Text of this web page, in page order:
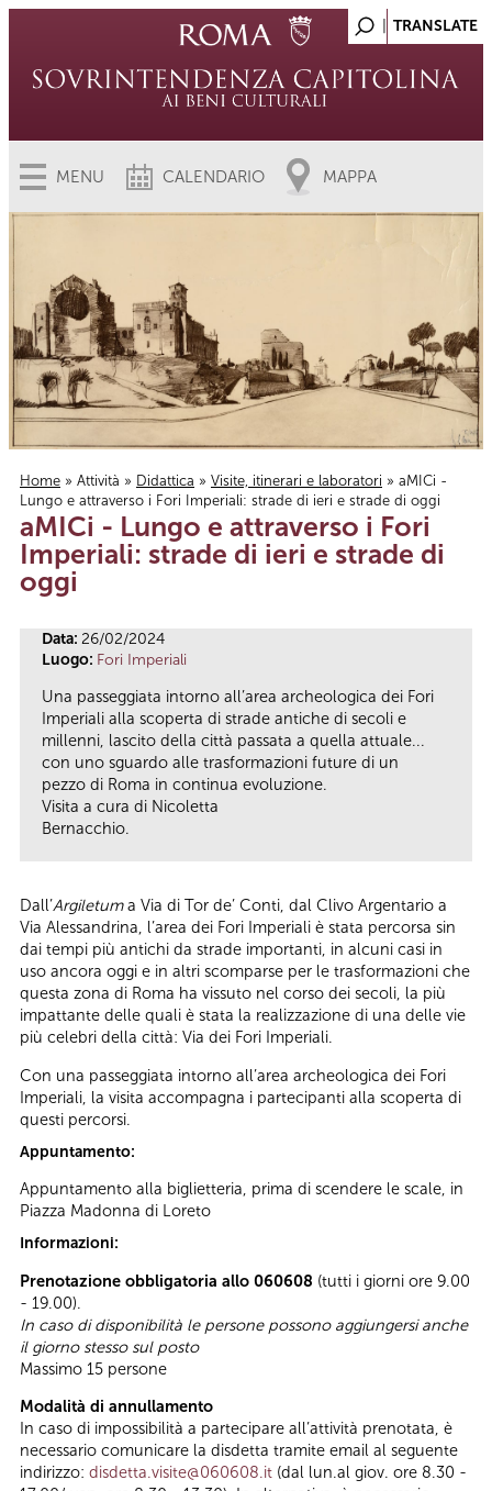
MENU CALENDARIO MAPPA
Tu sei qui
Home » Attività » Didattica » Visite, itinerari e laboratori » aMICi -
Lungo e attraverso i Fori Imperiali: strade di ieri e strade di oggi
aMICi - Lungo e attraverso i Fori
Imperiali: strade di ieri e strade di
oggi
Data: 26/02/2024
Luogo: Fori Imperiali
Una passeggiata intorno all’area archeologica dei Fori
Imperiali alla scoperta di strade antiche di secoli e
millenni, lascito della città passata a quella attuale...
con uno sguardo alle trasformazioni future di un
pezzo di Roma in continua evoluzione.
Visita a cura di Nicoletta
Bernacchio.
Dall’Argiletuma Via di Tor de’ Conti, dal Clivo Argentario a
Via Alessandrina, l’area dei Fori Imperiali è stata percorsa sin
dai tempi più antichi da strade importanti, in alcuni casi in
uso ancora oggi e in altri scomparse per le trasformazioni che
questa zona di Roma ha vissuto nel corso dei secoli, la più
impattante delle quali è stata la realizzazione di una delle vie
più celebri della città: Via dei Fori Imperiali.
Con una passeggiata intorno all’area archeologica dei Fori
Imperiali, la visita accompagna i partecipanti alla scoperta di
questi percorsi.
Appuntamento:
Appuntamento alla biglietteria, prima di scendere le scale, in
Piazza Madonna di Loreto
Informazioni:
Prenotazione obbligatoria allo 060608 (tutti i giorni ore 9.00
- 19.00).
In caso di disponibilità le persone possono aggiungersi anche
il giorno stesso sul posto
Massimo 15 persone
Modalità di annullamento
In caso di impossibilità a partecipare all’attività prenotata, è
necessario comunicare la disdetta tramite email al seguente
indirizzo: disdetta.visite@060608.it (dal lun.al giov. ore 8.30 -